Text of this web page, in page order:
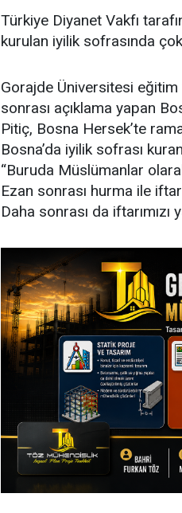
Türkiye Diyanet Vakfı
kurulan iyilik sofrasında
Gorajde Üniversitesi
sonrası açıklama yapan
Pitiç, Bosna Hersek’te
Bosna’da iyilik sofrası
“Buruda Müslümanlar
Ezan sonrası hurma ile
Daha sonrası da iftarımızı